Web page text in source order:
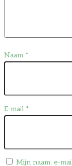
Naam *
E-mail *
Mijn naam, e-